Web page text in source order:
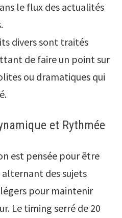
le flux des actualités
divers sont traités
de faire un point sur
ou dramatiques qui
et Rythmée
est pensée pour être
des sujets
pour maintenir
Le timing serré de 20